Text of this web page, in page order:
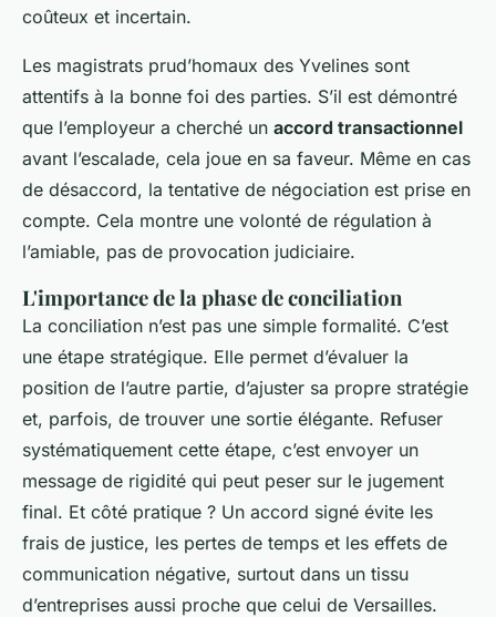
coûteux et incertain.
Les magistrats prud’homaux des Yvelines sont
attentifs à la bonne foi des parties. S’il est démontré
que l’employeur a cherché un accord transactionnel
avant l’escalade, cela joue en sa faveur. Même en cas
de désaccord, la tentative de négociation est prise en
compte. Cela montre une volonté de régulation à
l’amiable, pas de provocation judiciaire.
L'importance de la phase de conciliation
La conciliation n’est pas une simple formalité. C’est
une étape stratégique. Elle permet d’évaluer la
position de l’autre partie, d’ajuster sa propre stratégie
et, parfois, de trouver une sortie élégante. Refuser
systématiquement cette étape, c’est envoyer un
message de rigidité qui peut peser sur le jugement
final. Et côté pratique ? Un accord signé évite les
frais de justice, les pertes de temps et les effets de
communication négative, surtout dans un tissu
d’entreprises aussi proche que celui de Versailles.